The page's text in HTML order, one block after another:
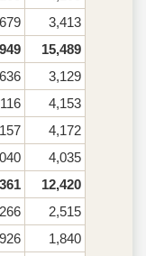
3,413
15,489
3,129
4,153
4,172
4,035
12,420
2,515
926
1,840